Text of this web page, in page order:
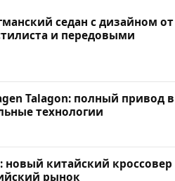
седан с дизайном от
и передовыми
Talagon: полный привод в
технологии
новый китайский кроссовер
рынок